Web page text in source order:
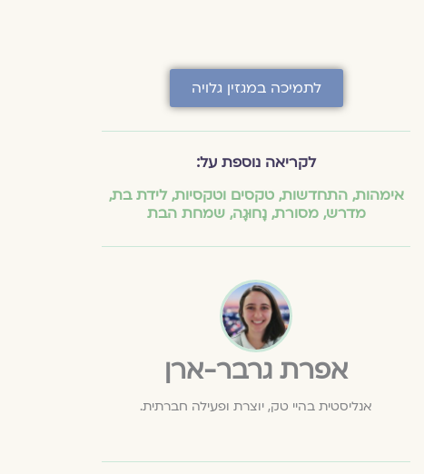
לתמיכה במגזין גלויה
לקריאה נוספת על:
אימהות,התחדשות,טקסים וטקסיות,לידת בת,
מדרש,מסורת,נָחוּגָה,שמחת הבת
אפרת גרבר-ארן
אנליסטית בהיי טק, יוצרת ופעילה חברתית.